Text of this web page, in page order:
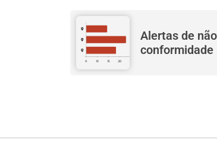
Alertas de não
conformidade